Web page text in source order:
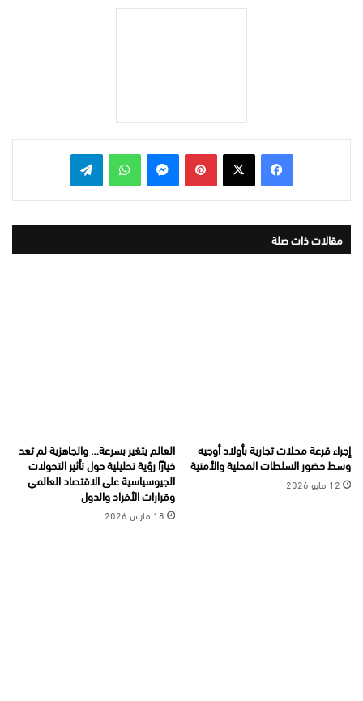
بينتيريست واتساب
مقالات ذات صلة
إجراء قرعة محلات تجارية بأولاد أوجيه
وسط حضور السلطات المحلية والأمنية
12 مايو 2026
العالم يتغير بسرعة… والجاهزية لم تعد
خيارًا رؤية تحليلية حول تأثير التحولات
الجيوسياسية على الاقتصاد العالمي
وقرارات الأفراد والدول
18 مارس 2026